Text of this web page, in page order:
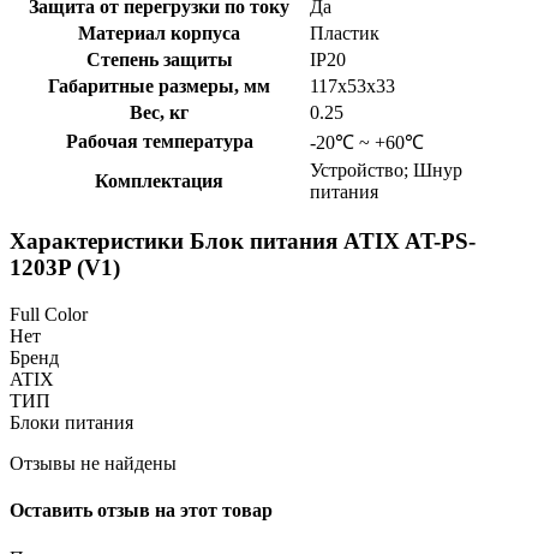
Защита от перегрузки по току
Да
Материал корпуса
Пластик
Степень защиты
IP20
Габаритные размеры, мм
117х53х33
Вес, кг
0.25
Рабочая температура
-20℃ ~ +60℃
Комплектация
Устройство; Шнур
питания
Характеристики Блок питания ATIX AT-PS-
1203P (V1)
Full Color
Нет
Бренд
ATIX
ТИП
Блоки питания
Отзывы не найдены
Оставить отзыв на этот товар